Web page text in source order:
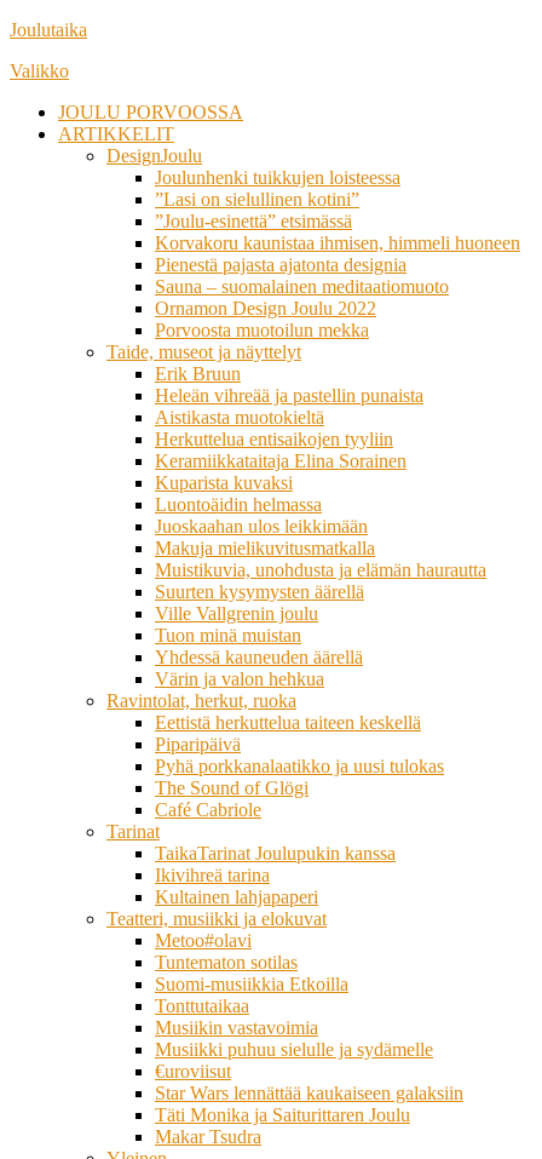
Siirry
sisältöön
Joulutaika
Valikko
JOULU PORVOOSSA
ARTIKKELIT
DesignJoulu
Joulunhenki tuikkujen loisteessa
”Lasi on sielullinen kotini”
”Joulu-esinettä” etsimässä
Korvakoru kaunistaa ihmisen, himmeli huoneen
Pienestä pajasta ajatonta designia
Sauna – suomalainen meditaatiomuoto
Ornamon Design Joulu 2022
Porvoosta muotoilun mekka
Taide, museot ja näyttelyt
Erik Bruun
Heleän vihreää ja pastellin punaista
Aistikasta muotokieltä
Herkuttelua entisaikojen tyyliin
Keramiikkataitaja Elina Sorainen
Kuparista kuvaksi
Luontoäidin helmassa
Juoskaahan ulos leikkimään
Makuja mielikuvitusmatkalla
Muistikuvia, unohdusta ja elämän haurautta
Suurten kysymysten äärellä
Ville Vallgrenin joulu
Tuon minä muistan
Yhdessä kauneuden äärellä
Värin ja valon hehkua
Ravintolat, herkut, ruoka
Eettistä herkuttelua taiteen keskellä
Piparipäivä
Pyhä porkkanalaatikko ja uusi tulokas
The Sound of Glögi
Café Cabriole
Tarinat
TaikaTarinat Joulupukin kanssa
Ikivihreä tarina
Kultainen lahjapaperi
Teatteri, musiikki ja elokuvat
Metoo#olavi
Tuntematon sotilas
Suomi-musiikkia Etkoilla
Tonttutaikaa
Musiikin vastavoimia
Musiikki puhuu sielulle ja sydämelle
€uroviisut
Star Wars lennättää kaukaiseen galaksiin
Täti Monika ja Saiturittaren Joulu
Makar Tsudra